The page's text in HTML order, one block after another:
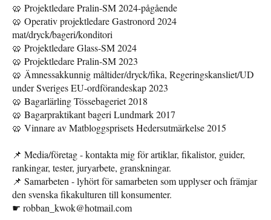
🥨 Projektledare Pralin-SM 2024-pågående
🥨 Operativ projektledare Gastronord 2024
mat/dryck/bageri/konditori
🥨 Projektledare Glass-SM 2024
🥨 Projektledare Pralin-SM 2023
🥨 Ämnessakkunnig måltider/dryck/fika, Regeringskansliet/UD
under Sveriges EU-ordförandeskap 2023
🥨 Bagarlärling Tössebageriet 2018
🥨 Bagarpraktikant bageri Lundmark 2017
🥨 Vinnare av Matbloggsprisets Hedersutmärkelse 2015
📌 Media/företag - kontakta mig för artiklar, fikalistor, guider,
rankingar, tester, juryarbete, granskningar.
📌 Samarbeten - lyhört för samarbeten som upplyser och främjar
den svenska fikakulturen till konsumenter.
☛ robban_kwok@hotmail.com